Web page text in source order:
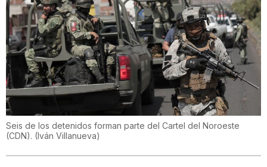
Seis de los detenidos forman parte del Cartel del Noroeste
(CDN). (Iván Villanueva)